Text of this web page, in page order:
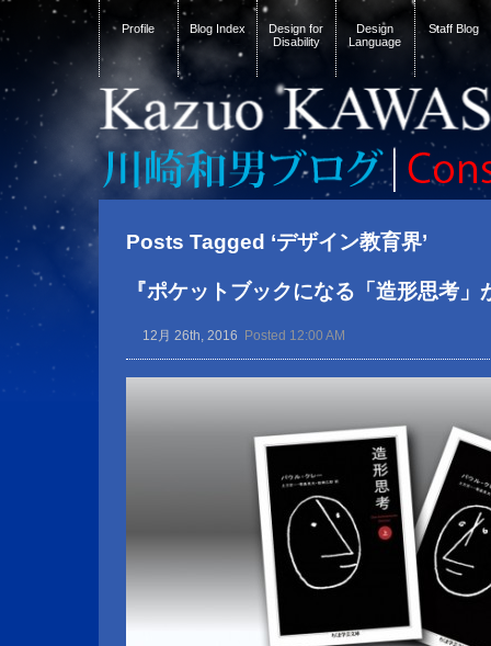
Profile Blog Index
Design for
Disability
Design
Language
Staff Blog
Posts Tagged ‘デザイン教育界’
『ポケットブックになる「造形思考」
12月 26th, 2016 Posted 12:00 AM